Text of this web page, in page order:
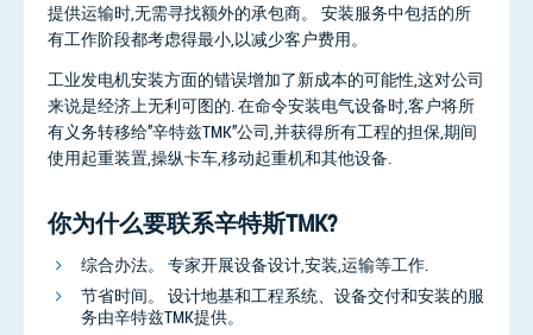
提供运输时,无需寻找额外的承包商。 安装服务中包括的所
有工作阶段都考虑得最小,以减少客户费用。
工业发电机安装方面的错误增加了新成本的可能性,这对公司
来说是经济上无利可图的. 在命令安装电气设备时,客户将所
有义务转移给”辛特兹TMK”公司,并获得所有工程的担保,期间
使用起重装置,操纵卡车,移动起重机和其他设备.
你为什么要联系辛特斯TMK?
综合办法。 专家开展设备设计,安装,运输等工作.
节省时间。 设计地基和工程系统、设备交付和安装的服
务由辛特兹TMK提供。